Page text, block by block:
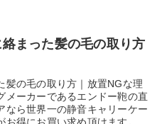
まった髪の毛の取り方
髪の毛の取り方｜放置NGな理
メーカーであるエンドー鞄の直
なら世界一の静音キャリーケー
得にお買い求め頂けます。